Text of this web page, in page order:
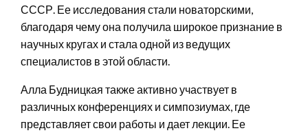
СССР. Ее исследования стали новаторскими,
благодаря чему она получила широкое признание в
научных кругах и стала одной из ведущих
специалистов в этой области.
Алла Будницкая также активно участвует в
различных конференциях и симпозиумах, где
представляет свои работы и дает лекции. Ее